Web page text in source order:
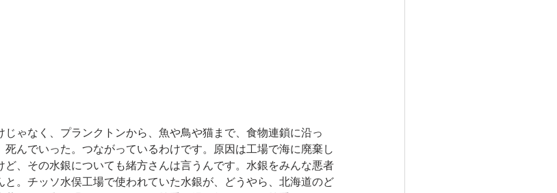
ゃなく、プランクトンから、魚や鳥や猫まで、食物連鎖に沿っ
んでいった。つながっているわけです。原因は工場で海に廃棄し
、その水銀についても緒方さんは言うんです。水銀をみんな悪者
。チッソ水俣工場で使われていた水銀が、どうやら、北海道のど